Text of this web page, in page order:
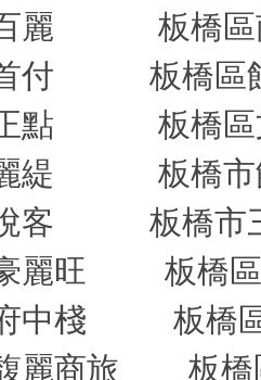
麗
板橋
付
板橋區
點
板橋
緹
板橋
客
板橋市
麗旺
板橋
中棧
板橋
麗商旅
板